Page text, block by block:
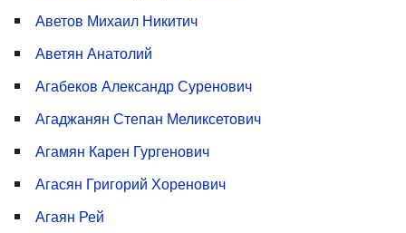
Аветов Михаил Никитич
Аветян Анатолий
Агабеков Александр Суренович
Агаджанян Степан Меликсетович
Агамян Карен Гургенович
Агасян Григорий Хоренович
Агаян Рей